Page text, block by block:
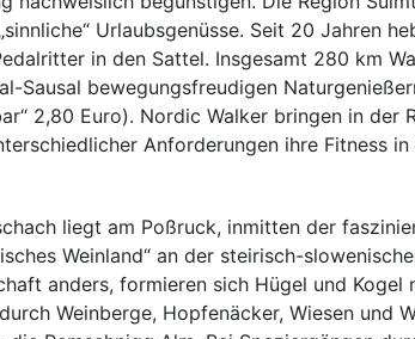
Urlaubsgenüsse. Seit 20 Jahren
in den Sattel. Insgesamt 280 km
Sausal bewegungsfreudigen
2,80 Euro). Nordic Walker bringen in der
Anforderungen ihre Fitness in
liegt am Poßruck, inmitten der
Weinland“ an der steirisch-
anders, formieren sich Hügel und Kogel
Weinberge, Hopfenäcker, Wiesen und